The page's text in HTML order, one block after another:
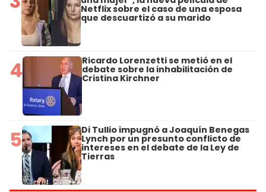
Netflix sobre el caso de una esposa
que descuartizó a su marido
4 Ricardo Lorenzetti se metió en el
debate sobre la inhabilitación de
Cristina Kirchner
5 Di Tullio impugnó a Joaquín Benegas
Lynch por un presunto conflicto de
intereses en el debate de la Ley de
Tierras